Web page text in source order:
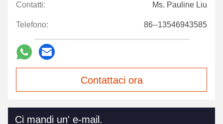
Contatti: Ms. Pauline Liu
Telefono: 86--13546943585
Contattaci ora
Ci mandi un' e-mail.